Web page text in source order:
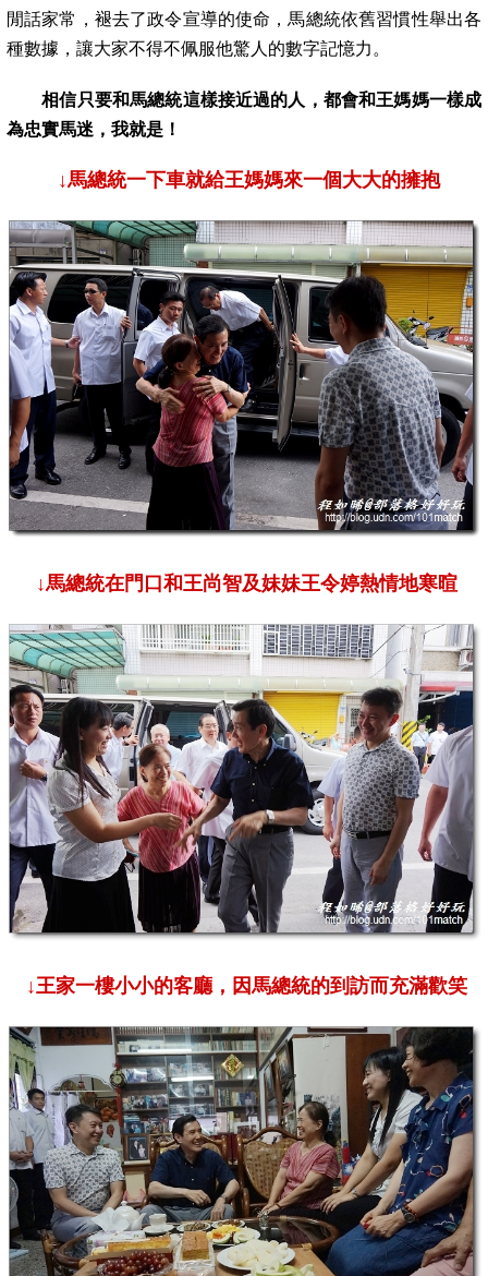
閒話家常，褪去了政令宣導的使命 ，馬總統依舊習慣性舉出各
種數據，讓大家不得不佩服他驚人的數字記憶力。
相信只要和馬總統這樣接近過的人，都會和王媽媽一樣成
為忠實馬迷，我就是！
↓馬總統一下車就給王媽媽來一個大大的擁抱
↓馬總統在門口和王尚智及妹妹王令婷熱情地寒暄
↓王家一樓小小的客廳，因馬總統的到訪而充滿歡笑